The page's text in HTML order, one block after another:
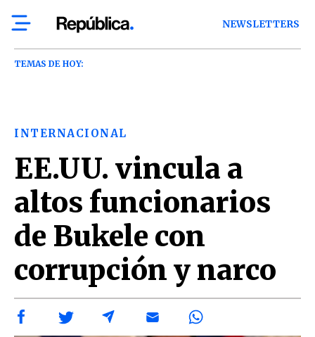
NEWSLETTERS
TEMAS DE HOY:
INTERNACIONAL
EE.UU. vincula a
altos funcionarios
de Bukele con
corrupción y narco